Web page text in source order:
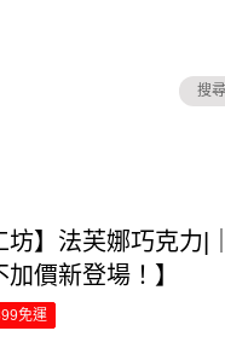
坊】法芙娜巧克力|
加價新登場！】
免運